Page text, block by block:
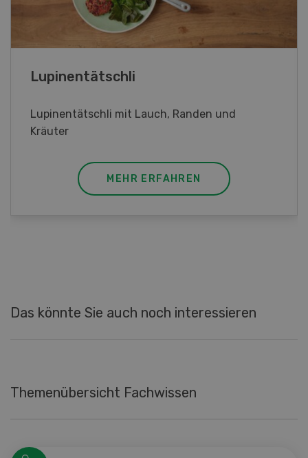
Lupinentätschli
Lupinentätschli mit Lauch, Randen und
Kräuter
MEHR ERFAHREN
Das könnte Sie auch noch interessieren
Themenübersicht Fachwissen